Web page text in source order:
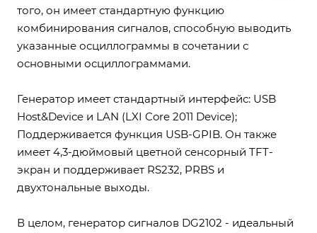
того, он имеет стандартную функцию
комбинирования сигналов, способную выводить
указанные осциллограммы в сочетании с
основными осциллограммами.
Генератор имеет стандартный интерфейс: USB
Host&Device и LAN (LXI Core 2011 Device);
Поддерживается функция USB-GPIB. Он также
имеет 4,3-дюймовый цветной сенсорный TFT-
экран и поддерживает RS232, PRBS и
двухтональные выходы.
В целом, генератор сигналов DG2102 - идеальный